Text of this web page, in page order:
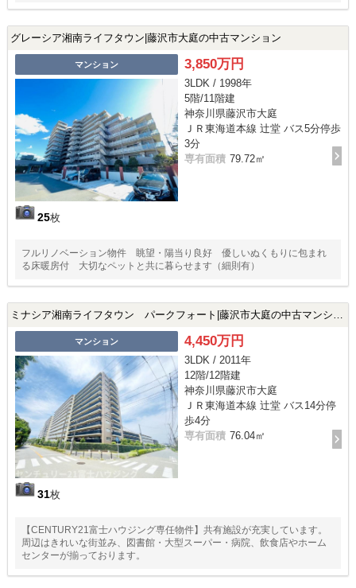
グレーシア湘南ライフタウン|藤沢市大庭の中古マンション
マンション
25枚
3,850万円
3LDK / 1998年
5階/11階建
神奈川県藤沢市大庭
ＪＲ東海道本線 辻堂 バス5分停歩
3分
専有面積 79.72㎡
フルリノベーション物件 眺望・陽当り良好 優しいぬくもりに包まれ
る床暖房付 大切なペットと共に暮らせます（細則有）
ミナシア湘南ライフタウン パークフォート|藤沢市大庭の中古マンション
マンション
31枚
4,450万円
3LDK / 2011年
12階/12階建
神奈川県藤沢市大庭
ＪＲ東海道本線 辻堂 バス14分停
歩4分
専有面積 76.04㎡
【CENTURY21富士ハウジング専任物件】共有施設が充実しています。
周辺はきれいな街並み、図書館・大型スーパー・病院、飲食店やホーム
センターが揃っております。